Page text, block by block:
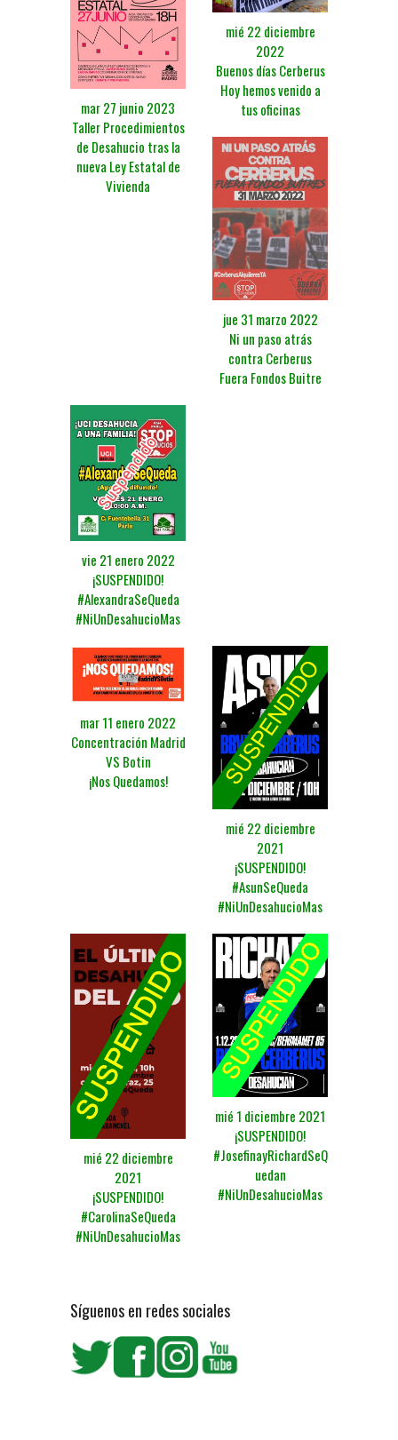
mar 27 junio 2023
Taller Procedimientos
de Desahucio tras la
nueva Ley Estatal de
Vivienda
mié 22 diciembre
2022
Buenos días Cerberus
Hoy hemos venido a
tus oficinas
jue 31 marzo 2022
Ni un paso atrás
contra Cerberus
Fuera Fondos Buitre
vie 21 enero 2022
¡SUSPENDIDO!
#AlexandraSeQueda
#NiUnDesahucioMas
mar 11 enero 2022
Concentración Madrid
VS Botin
¡Nos Quedamos!
mié 22 diciembre
2021
¡SUSPENDIDO!
#AsunSeQueda
#NiUnDesahucioMas
mié 22 diciembre
2021
¡SUSPENDIDO!
#CarolinaSeQueda
#NiUnDesahucioMas
mié 1 diciembre 2021
¡SUSPENDIDO!
#JosefinayRichardSeQ
uedan
#NiUnDesahucioMas
Síguenos en redes sociales